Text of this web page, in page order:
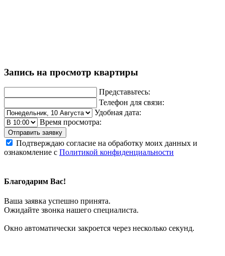
Запись на просмотр квартиры
Представьтесь:
Телефон для связи:
Удобная дата:
Время просмотра:
Отправить заявку
Подтверждаю согласие на обработку моих данных и
ознакомление с Политикой конфиденциальности
Благодарим Вас!
Ваша заявка успешно принята.
Ожидайте звонка нашего специалиста.
Окно автоматически закроется через несколько секунд.